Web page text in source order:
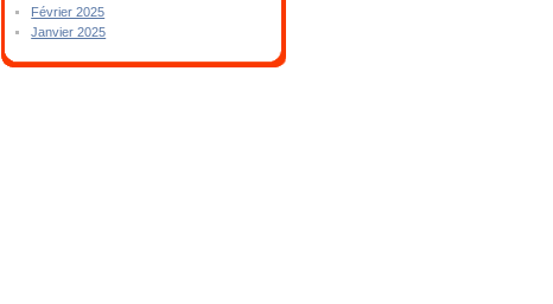
Février 2025
Janvier 2025